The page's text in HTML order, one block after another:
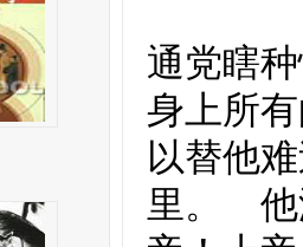
通党瞎
身上所
以替他
里。 他